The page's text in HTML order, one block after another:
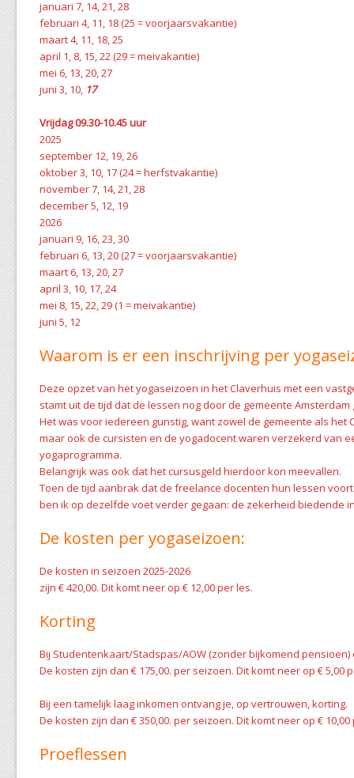
januari 7, 14, 21, 28
februari 4, 11, 18 (25 = voorjaarsvakantie)
maart 4, 11, 18, 25
april 1, 8, 15, 22 (29 = meivakantie)
mei 6, 13, 20, 27
juni 3, 10, 17
Vrijdag 09.30-10.45 uur
2025
september 12, 19, 26
oktober 3, 10, 17 (24 = herfstvakantie)
november 7, 14, 21, 28
december 5, 12, 19
2026
januari 9, 16, 23, 30
februari 6, 13, 20 (27 = voorjaarsvakantie)
maart 6, 13, 20, 27
april 3, 10, 17, 24
mei 8, 15, 22, 29 (1 = meivakantie)
juni 5, 12
Waarom is er een inschrijving per
Deze opzet van het yogaseizoen in het Claverhuis met een
stamt uit de tijd dat de lessen nog door de gemeente
Het was voor iedereen gunstig, want zowel de gemeente als het
maar ook de cursisten en de yogadocent waren verzekerd van
yogaprogramma.
Belangrijk was ook dat het cursusgeld hierdoor kon meevallen.
Toen de tijd aanbrak dat de freelance docenten hun lessen
ben ik op dezelfde voet verder gegaan: de zekerheid biedende
De kosten per yogaseizoen:
De kosten in seizoen 2025-2026
zijn € 420,00. Dit komt neer op € 12,00 per les.
Korting
Bij Studentenkaart/Stadspas/AOW (zonder bijkomend pensioen)
De kosten zijn dan € 175,00. per seizoen. Dit komt neer op € 5,00
Bij een tamelijk laag inkomen ontvang je, op vertrouwen, korting.
De kosten zijn dan € 350,00. per seizoen. Dit komt neer op € 10,00
Proeflessen